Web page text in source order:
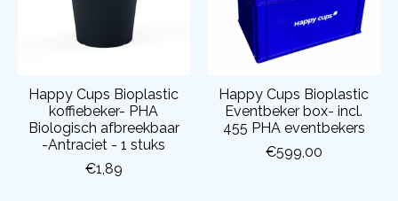
Happy Cups Bioplastic
koffiebeker- PHA
Biologisch afbreekbaar
-Antraciet - 1 stuks
€1,89
Happy Cups Bioplastic
Eventbeker box- incl.
455 PHA eventbekers
€599,00